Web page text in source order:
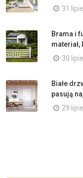
31
Brama i
30
Białe
pasują
29